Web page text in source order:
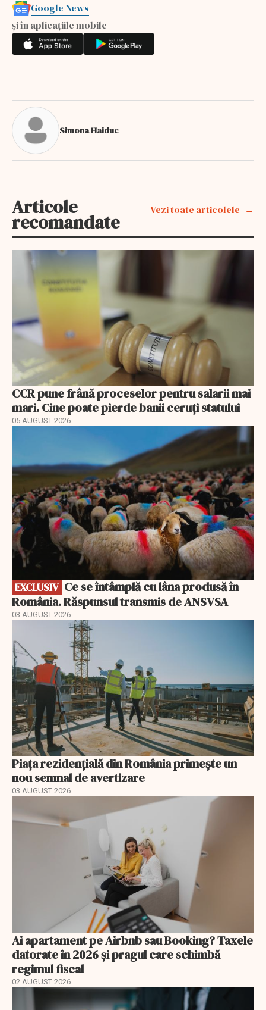
Google News
și în aplicațiile mobile
Simona Haiduc
Articole
recomandate
Vezi toate articolele
CCR pune frână proceselor pentru salarii mai
mari. Cine poate pierde banii ceruți statului
05 AUGUST 2026
EXCLUSIV
România. Răspunsul transmis de ANSVSA
03 AUGUST 2026
Piața rezidențială din România primește un
nou semnal de avertizare
03 AUGUST 2026
Ai apartament pe Airbnb sau Booking? Taxele
datorate în 2026 și pragul care schimbă
regimul fiscal
02 AUGUST 2026